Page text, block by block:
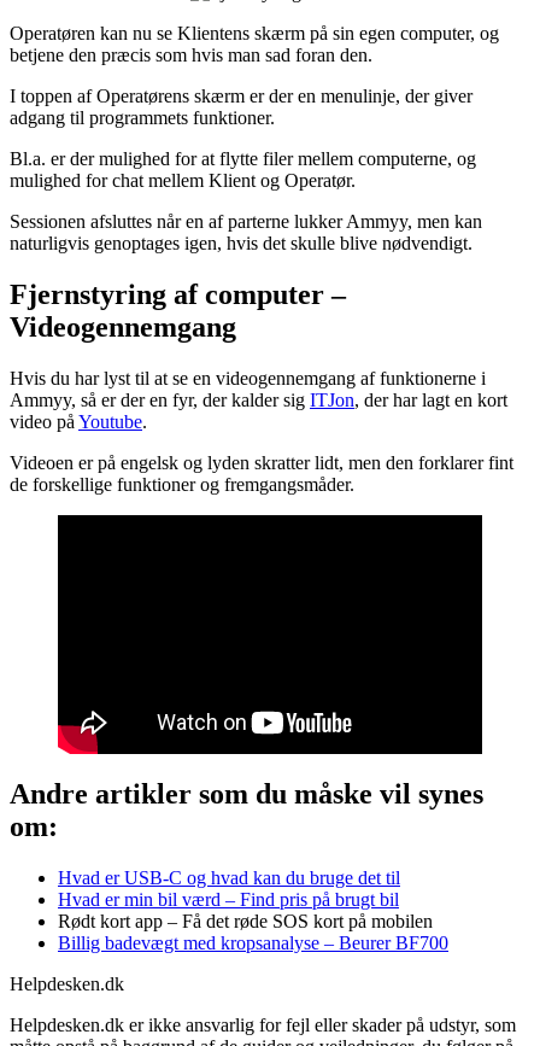
Operatøren kan nu se Klientens skærm på sin egen computer, og
betjene den præcis som hvis man sad foran den.
I toppen af Operatørens skærm er der en menulinje, der giver
adgang til programmets funktioner.
Bl.a. er der mulighed for at flytte filer mellem computerne, og
mulighed for chat mellem Klient og Operatør.
Sessionen afsluttes når en af parterne lukker Ammyy, men kan
naturligvis genoptages igen, hvis det skulle blive nødvendigt.
Fjernstyring af computer –
Videogennemgang
Hvis du har lyst til at se en videogennemgang af funktionerne i
Ammyy, så er der en fyr, der kalder sig ITJon, der har lagt en kort
video på Youtube.
Videoen er på engelsk og lyden skratter lidt, men den forklarer fint
de forskellige funktioner og fremgangsmåder.
Andre artikler som du måske vil synes
om:
Hvad er USB-C og hvad kan du bruge det til
Hvad er min bil værd – Find pris på brugt bil
Rødt kort app – Få det røde SOS kort på mobilen
Billig badevægt med kropsanalyse – Beurer BF700
Helpdesken.dk
Helpdesken.dk er ikke ansvarlig for fejl eller skader på udstyr, som